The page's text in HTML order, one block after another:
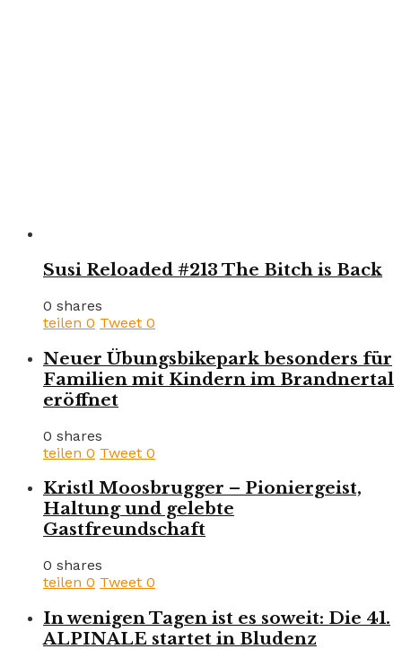
Susi Reloaded #213 The Bitch is Back
0 shares
teilen 0 Tweet 0
Neuer Übungsbikepark besonders für
Familien mit Kindern im Brandnertal
eröffnet
0 shares
teilen 0 Tweet 0
Kristl Moosbrugger – Pioniergeist,
Haltung und gelebte
Gastfreundschaft
0 shares
teilen 0 Tweet 0
In wenigen Tagen ist es soweit: Die 41.
ALPINALE startet in Bludenz